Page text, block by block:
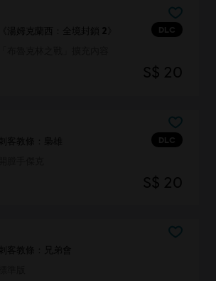
DLC
《湯姆克蘭西：全境封鎖 2》
S$ 20
DLC
刺客教條：梟雄
S$ 20
刺客教條：兄弟會